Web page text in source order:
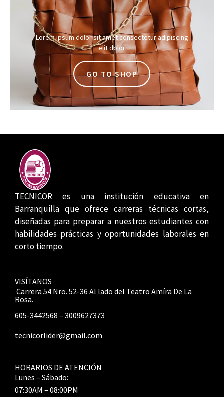
Lorem ipsum dolor sit amet consectetur adipiscing
elit dolor
GO TO SHOP
TECNICOR es una institución educativa en
Barranquilla que ofrece carreras técnicas cortas,
diseñadas para preparar a nuestros estudiantes con
habilidades prácticas y oportunidades laborales en
corto tiempo.
VISÍTANOS
Carrera 54 Nro. 52-36 Al lado del Teatro Amíra De La
Rosa.
605-3442568 – 3009627373
tecnicorlider@gmail.com
HORARIOS DE ATENCIÓN
Lunes – Sábado:
07:30AM – 08:00PM